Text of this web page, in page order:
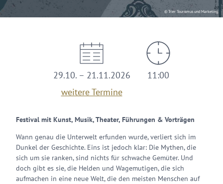
© Trier Tourismus und Marketing
29.10. – 21.11.2026
weitere Termine
11:00
Festival mit Kunst, Musik, Theater, Führungen & Vorträgen
Wann genau die Unterwelt erfunden wurde, verliert sich im
Dunkel der Geschichte. Eins ist jedoch klar: Die Mythen, die
sich um sie ranken, sind nichts für schwache Gemüter. Und
doch gibt es sie, die Helden und Wagemutigen, die sich
aufmachen in eine neue Welt, die den meisten Menschen auf